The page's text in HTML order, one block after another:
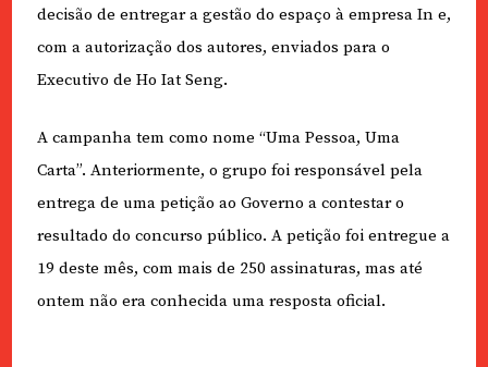
decisão de entregar a gestão do espaço à empresa In e,
com a autorização dos autores, enviados para o
Executivo de Ho Iat Seng.
A campanha tem como nome “Uma Pessoa, Uma
Carta”. Anteriormente, o grupo foi responsável pela
entrega de uma petição ao Governo a contestar o
resultado do concurso público. A petição foi entregue a
19 deste mês, com mais de 250 assinaturas, mas até
ontem não era conhecida uma resposta oficial.